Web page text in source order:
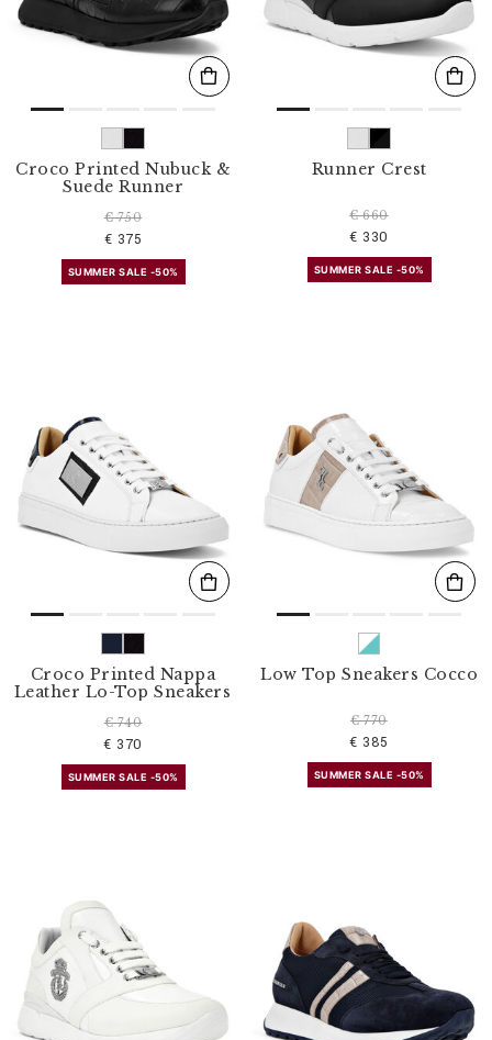
Croco Printed Nubuck &
Suede Runner
€ 750
€ 375
SUMMER SALE -50%
Runner Crest
€ 660
€ 330
SUMMER SALE -50%
Croco Printed Nappa
Leather Lo-Top Sneakers
€ 740
€ 370
SUMMER SALE -50%
Low Top Sneakers Cocco
€ 770
€ 385
SUMMER SALE -50%